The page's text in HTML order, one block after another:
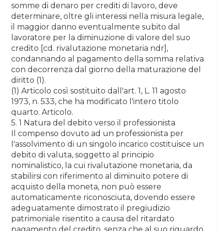
somme di denaro per crediti di lavoro, deve
determinare, oltre gli interessi nella misura legale,
il maggior danno eventualmente subito dal
lavoratore per la diminuzione di valore del suo
credito [cd. rivalutazione monetaria ndr],
condannando al pagamento della somma relativa
con decorrenza dal giorno della maturazione del
diritto (1).
(1) Articolo così sostituito dall'art. 1, L. 11 agosto
1973, n. 533, che ha modificato l'intero titolo
quarto. Articolo.
5. 1 Natura del debito verso il professionista
Il compenso dovuto ad un professionista per
l'assolvimento di un singolo incarico costituisce un
debito di valuta, soggetto al principio
nominalistico, la cui rivalutazione monetaria, da
stabilirsi con riferimento al diminuito potere di
acquisto della moneta, non può essere
automaticamente riconosciuta, dovendo essere
adeguatamente dimostrato il pregiudizio
patrimoniale risentito a causa del ritardato